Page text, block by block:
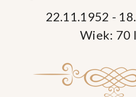
22.11.1952 -
Wiek: 70